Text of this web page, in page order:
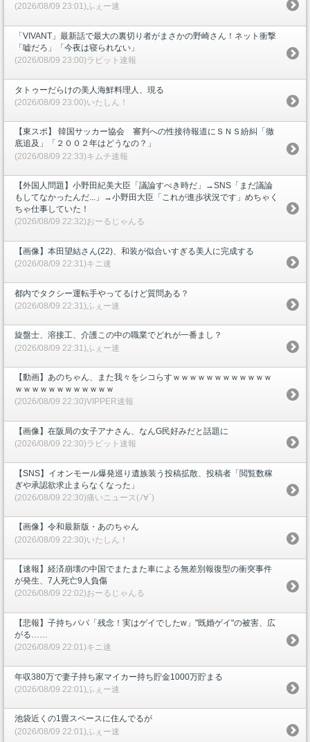
(2026/08/09 23:01)ふぇー速
「VIVANT」最新話で最大の裏切り者がまさかの野崎さん！ネット衝撃
「嘘だろ」「今夜は寝られない」
(2026/08/09 23:00)ラビット速報
タトゥーだらけの美人海鮮料理人、現る
(2026/08/09 23:00)いたしん！
【東スポ】 韓国サッカー協会 審判への性接待報道にＳＮＳ紛糾「徹
底追及」「２００２年はどうなの？」
(2026/08/09 22:33)キムチ速報
【外国人問題】小野田紀美大臣「議論すべき時だ」→SNS「まだ議論
もしてなかったんだ...」→小野田大臣「これが進歩状況です」めちゃく
ちゃ仕事していた！
(2026/08/09 22:32)おーるじゃんる
【画像】本田望結さん(22)、和装が似合いすぎる美人に完成する
(2026/08/09 22:31)キニ速
都内でタクシー運転手やってるけど質問ある？
(2026/08/09 22:31)ふぇー速
旋盤士、溶接工、介護この中の職業でどれが一番まし？
(2026/08/09 22:31)ふぇー速
【動画】あのちゃん、また我々をシコらすｗｗｗｗｗｗｗｗｗｗｗｗ
ｗｗｗｗｗｗｗｗｗｗｗｗ
(2026/08/09 22:30)VIPPER速報
【画像】在阪局の女子アナさん、なんG民好みだと話題に
(2026/08/09 22:30)ラビット速報
【SNS】イオンモール爆発巡り遺族装う投稿拡散、投稿者「閲覧数稼
ぎや承認欲求止まらなくなった」
(2026/08/09 22:30)痛いニュース(ﾉ∀`)
【画像】令和最新版・あのちゃん
(2026/08/09 22:30)いたしん！
【速報】経済崩壊の中国でまたまた車による無差別報復型の衝突事件
が発生、7人死亡9人負傷
(2026/08/09 22:02)おーるじゃんる
【悲報】子持ちパパ「残念！実はゲイでしたw」"既婚ゲイ"の被害、広
がる……
(2026/08/09 22:01)キニ速
年収380万で妻子持ち家マイカー持ち貯金1000万貯まる
(2026/08/09 22:01)ふぇー速
池袋近くの1畳スペースに住んでるが
(2026/08/09 22:01)ふぇー速